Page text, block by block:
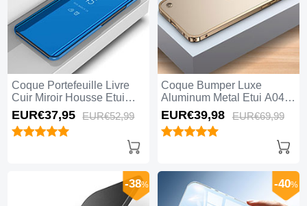
Coque Portefeuille Livre
Cuir Miroir Housse Etui
Clapet L02 pour Apple
iPhone 15 Pro Bleu
EUR€37,95 EUR€52,99
Coque Bumper Luxe
Aluminum Metal Etui A04
pour Apple iPhone 15 Pro
Or
EUR€39,98 EUR€69,99
-38% -40%